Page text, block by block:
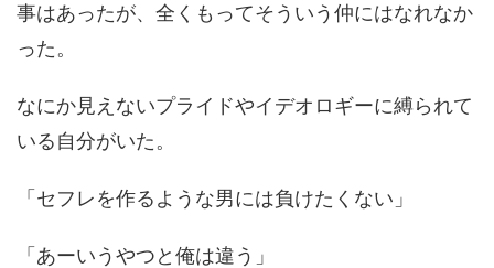
事はあったが、全くもってそういう仲にはなれなか
った。
なにか見えないプライドやイデオロギーに縛られて
いる自分がいた。
「セフレを作るような男には負けたくない」
「あーいうやつと俺は違う」